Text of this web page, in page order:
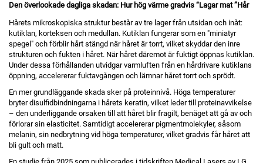
Den överlookade dagliga skadan: Hur hög värme gradvis “Lagar mat”Hår
Hårets mikroskopiska struktur består av tre lager från utsidan och inåt:
kutiklan, korteksen och medullan. Kutiklan fungerar som en "miniatyr
spegel" och förblir hårt stängd när håret är torrt, vilket skyddar den inre
strukturen och fukten i håret. När håret däremot är fuktigt öppnas kutiklan.
Under dessa förhållanden utvidgar varmluften från en hårdrivare kutiklans
öppning, accelererar fuktavgången och lämnar håret torrt och sprödt.
En mer grundläggande skada sker på proteinnivå. Höga temperaturer
bryter disulfidbindningarna i hårets keratin, vilket leder till proteinavvikelse
– den underliggande orsaken till att håret blir fragilt, benäget att gå av och
förlorar sin elasticitet. Samtidigt accelererar pigmentmolekyler, såsom
melanin, sin nedbrytning vid höga temperaturer, vilket gradvis får håret att
bli gult och matt.